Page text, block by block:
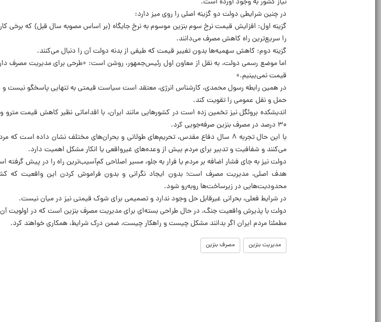
در چنین شرایطی دولت دو گزینه اصلی را روی میز دارد:
گزینه اول: افزایش قیمت نرخ سوم بنزین موسوم به نرخ جایگاه (بر اساس مصوبه سال قبل) که برخی
را سریع‌ترین راه کاهش مصرف می‌دانند.
گزینه دوم: کاهش سهمیه‌ها بدون تغییر قیمت که طیفی از بدنه دولت آن را دنبال می‌کنند.
اما موضع رسمی دولت، به نقل از معاون اول رئیس‌جمهور، روشن است: «طرحی برای مدیریت مصرف
قیمت نمی‌بینیم.»
در همین رابطه رسول محمدی، کارشناس انرژی، معتقد است سیاست قیمتی به تنهایی پاسخگو نیست و
حمل و نقل عمومی را تقویت کند.
اندیشکده بروئگل نیز تخمین زده است در کشورهایی مانند ایران، با اقداماتی نظیر کاهش قیمت
۳۰ درصد در مصرف بنزین صرفه‌جویی کرد.
با این حال تجربه ۸ سال دفاع مقدس، تحریم‌های طولانی و بحران‌های مختلف نشان داده است
می‌کنند و شفافیت و تدبیر برای مردم بیش از وعده‌های غیرواقعی یا انکار مشکل اهمیت دارد.
دولت نیز به جای فشار اضافه بر مردم یا فرار به جلو، مسیر اصلاحی کم‌آسیب‌ترین راه را در پیش گرفته
هدف اصلی، مدیریت مصرف است؛ بدون ایجاد نگرانی و بدون فراموش کردن این واقعیت که
محدودیت‌هایی در زیرساخت‌ها روبه‌رو شود.
در شرایط فعلی، بحرانی غیرقابل حل وجود ندارد و تصمیمی برای شوک قیمتی نیز در میان نیست.
دولت با پذیرش واقعیت جنگ، در حال طراحی بسته‌ای برای مدیریت مصرف بنزین است که در اولویت
مطمئنا مردم ایران اگر بدانند مشکل چیست و راهکار چیست، ضمن درک شرایط، همکاری خواهند کرد.
مدیریت بنزین مصرف بنزین